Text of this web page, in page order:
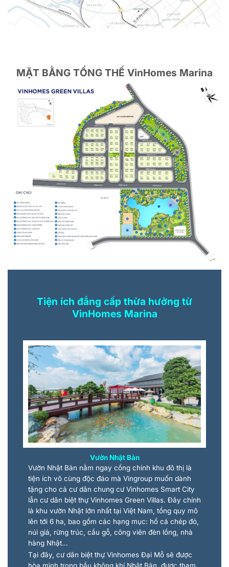
MẶT BẰNG TỔNG THỂ VinHomes Marina
Tiện ích đẳng cấp thừa hưởng từ
VinHomes Marina
Vườn Nhật Bản
Vườn Nhật Bản nằm ngay cổng chính khu đô thị là
tiện ích vô cùng độc đáo mà Vingroup muốn dành
tặng cho cả cư dân chung cư Vinhomes Smart City
lẫn cư dân biệt thự Vinhomes Green Villas. Đây chính
là khu vườn Nhật lớn nhất tại Việt Nam, tổng quy mô
lên tới 6 ha, bao gồm các hạng mục: hồ cá chép đỏ,
núi giả, rừng trúc, cầu gỗ, công viên đèn lồng, nhà
hàng Nhật…
Tại đây, cư dân biệt thự Vinhomes Đại Mỗ sẽ được
hòa mình trong bầu không khí Nhật Bản, được tham